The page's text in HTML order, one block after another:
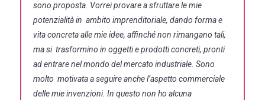
sono proposta. Vorrei provare a sfruttare le mie
potenzialità in ambito imprenditoriale, dando forma e
vita concreta alle mie idee, affinché non rimangano tali,
ma si trasformino in oggetti e prodotti concreti, pronti
ad entrare nel mondo del mercato industriale. Sono
molto motivata a seguire anche l’aspetto commerciale
delle mie invenzioni. In questo non ho alcuna